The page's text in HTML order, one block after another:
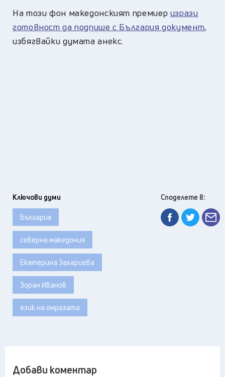
На този фон македонският премиер изрази
готовност да подпише с България документ,
избягвайки думата анекс.
Ключови думи
България
северна македония
Екатерина Захариева
Зоран Иванов
език на омразата
Споделете в:
Добави коментар